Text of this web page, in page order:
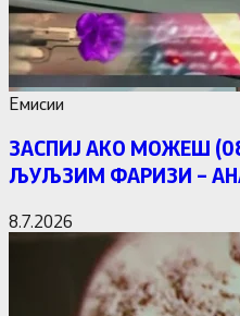
Емисии
ЗАСПИЈ АКО МОЖЕШ
ЉУЉЗИМ ФАРИЗИ –
8.7.2026